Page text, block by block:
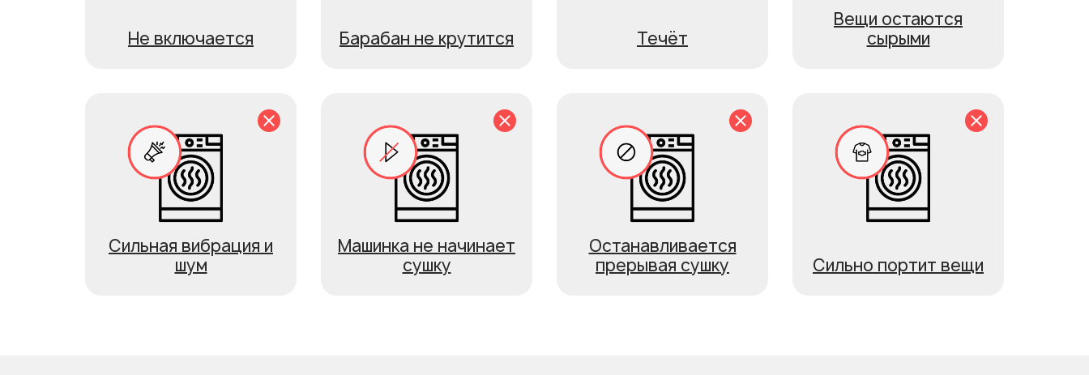
Не включается Барабан не крутится Течёт
Вещи остаются
сырыми
Сильная вибрация и
шум
Машинка не начинает
сушку
Останавливается
прерывая сушку
Сильно портит вещи